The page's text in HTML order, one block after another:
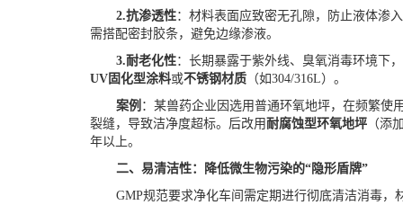
2.抗渗透性：材料表面应致密无孔隙，防止液体渗
需搭配密封胶条，避免边缘渗液。
3.耐老化性：长期暴露于紫外线、臭氧消毒环境下
UV固化型涂料或不锈钢材质 （如304/316L）。
案例 ：某兽药企业因选用普通环氧地坪，在频繁使
裂缝，导致洁净度超标。后改用 耐腐蚀型环氧地坪 （添
年以上。
二、易清洁性：降低微生物污染的“隐形盾牌”
GMP规范要求净化车间需定期进行彻底清洁消毒，